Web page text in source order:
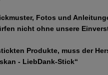
Fotos und
nicht ohne unsere
Produkte, muss der
- LiebDank-Stick“